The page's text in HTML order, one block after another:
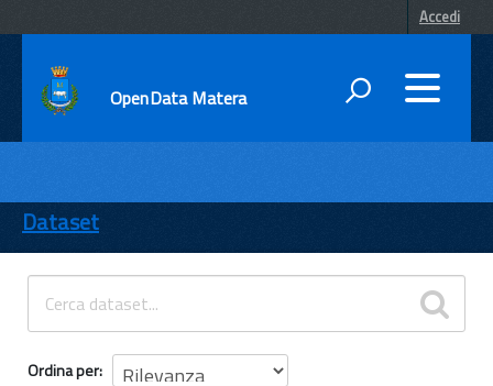
Accedi
OpenData Matera
ENTI
TEMI
INFORMAZIONI
Dataset
Ordina per